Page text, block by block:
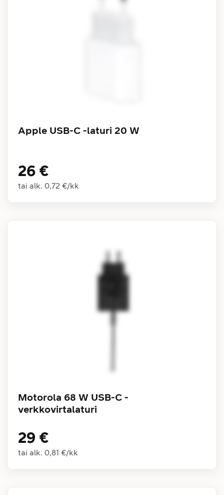
Apple USB-C -laturi 20 W
26 €
tai alk. 0,72 €/kk
Motorola 68 W USB-C -
verkkovirtalaturi
29 €
tai alk. 0,81 €/kk